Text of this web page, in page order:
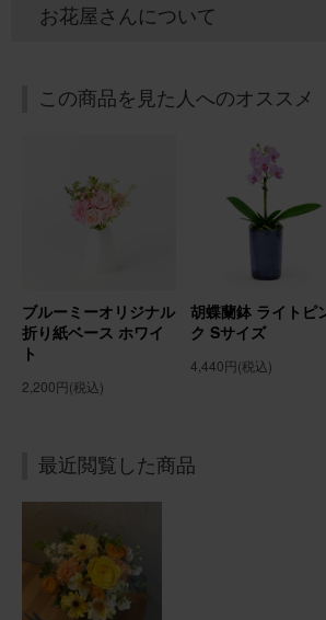
あかべこあかいや
友人の開店祝いに贈りました
華やかな中に気品を感じる花束を用意
た。 友人もとても喜んでもらいました
かったです。
【花瓶不要】胡蝶蘭入り 季節のお花アレ
ブルーミーユーザーさん
喜んでいただけました
先輩にお祝い事があったのでお送りしま
ても喜んでいただけました。花瓶不要で
もよかったようです。
【花瓶不要】胡蝶蘭入り 季節のお花アレ
お花屋さんについて
この商品を見た人へのオススメ
ブルーミーオリジナル
折り紙ベース ホワイ
ト
2,200円(税込)
胡蝶蘭鉢 ライトピ
ク Sサイズ
4,440円(税込)
最近閲覧した商品